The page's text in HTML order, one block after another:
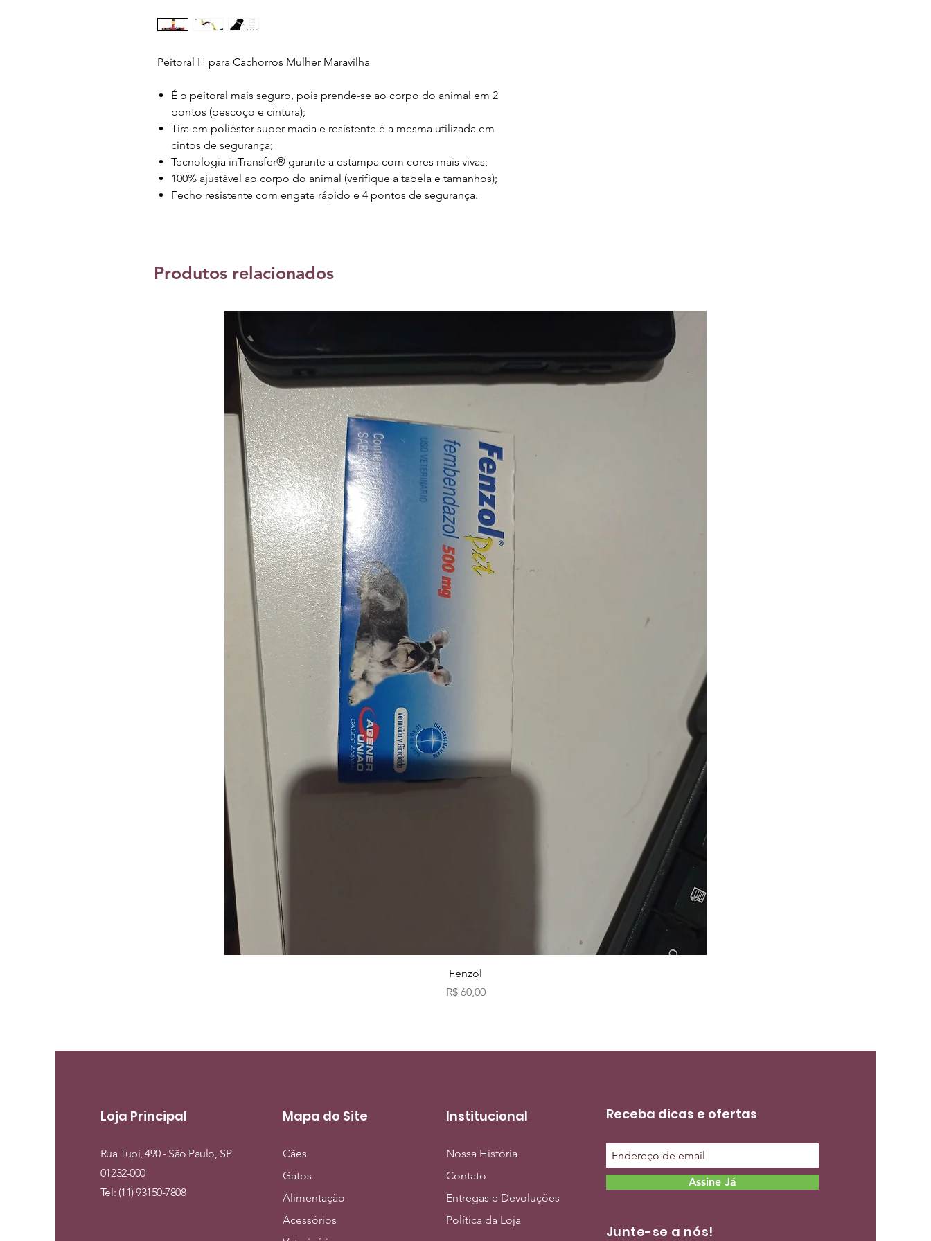
Peitoral H para Cachorros Mulher Maravilha
É o peitoral mais seguro, pois prende-se ao corpo do animal em 2
pontos (pescoço e cintura);
Tira em poliéster super macia e resistente é a mesma utilizada em
cintos de segurança;
Tecnologia inTransfer® garante a estampa com cores mais vivas;
100% ajustável ao corpo do animal (verifique a tabela e tamanhos);
Fecho resistente com engate rápido e 4 pontos de segurança.
Produtos relacionados
Visualização rápida
Fenzol
Preço
R$ 60,00
Loja Principal
Rua Tupi, 490 - São Paulo, SP
01232-000
Tel: (11) 93150-7808
Mapa do Site
Cães
Gatos
Alimentação
Acessórios
Institucional
Nossa História
Contato
Entregas e Devoluções
Política da Loja
Receba dicas e ofertas
Assine Já
Junte-se a nós!